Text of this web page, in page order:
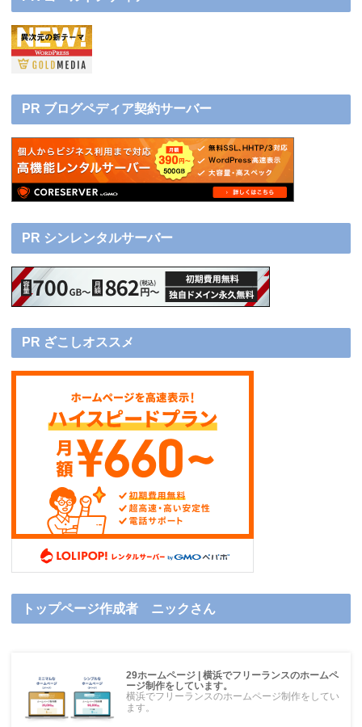
PR ブログペディア契約サーバー
PR シンレンタルサーバー
PR ざこしオススメ
トップページ作成者 ニックさん
29ホームページ | 横浜でフリーランスのホームペ
ージ制作をしています。
横浜でフリーランスのホームページ制作をしてい
ます。